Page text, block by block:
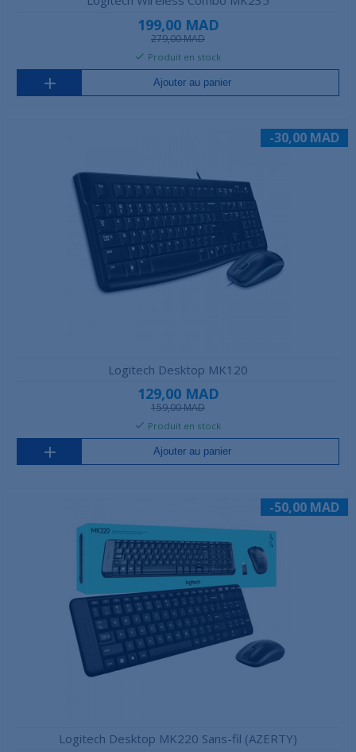
199,00 MAD
279,00 MAD
Produit en stock
Ajouter au panier
-30,00 MAD
Logitech Desktop MK120
129,00 MAD
159,00 MAD
Produit en stock
Ajouter au panier
-50,00 MAD
Logitech Desktop MK220 Sans-fil (AZERTY)